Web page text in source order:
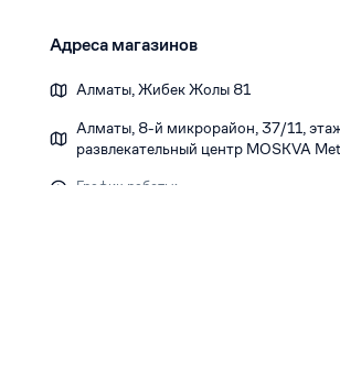
Адреса магазинов
Алматы, Жибек Жолы 81
Алматы, 8-й микрорайон, 37/1​1,
развлекательный центр MOSKVA
График работы: